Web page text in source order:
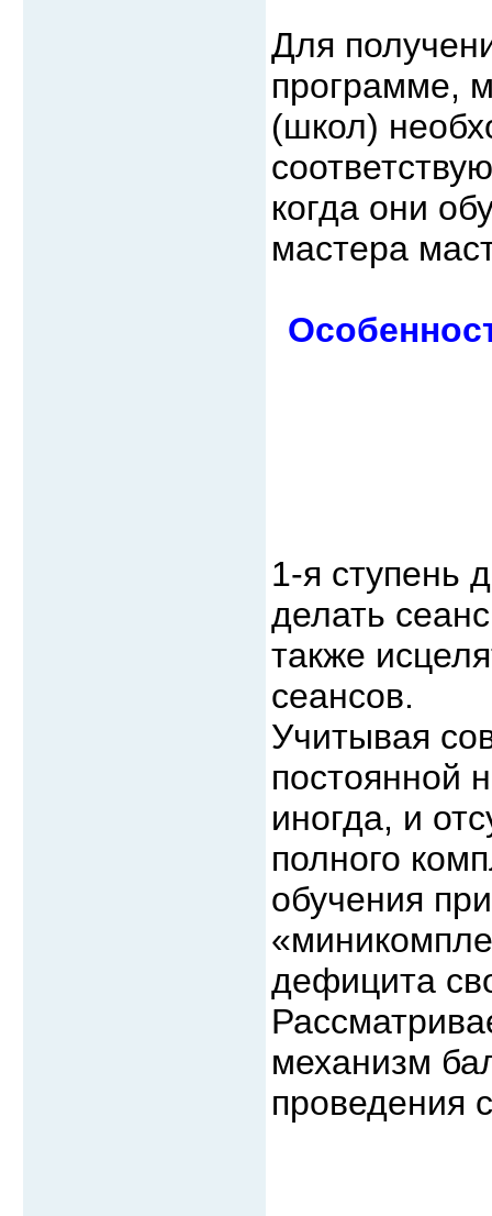
Для
программе,
(школ)
когда они
мастера
1-я ступень
делать
также
сеансов.
Учитывая
постоянной
иногда, и
полного
обучения
дефицита
механизм
проведения